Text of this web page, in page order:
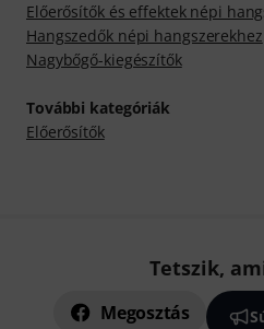
Előerősítők és effektek népi
Hangszedők népi hangszerekhez
Nagybőgő-kiegészítők
További kategóriák
Előerősítők
Tetszik,
Megosztás